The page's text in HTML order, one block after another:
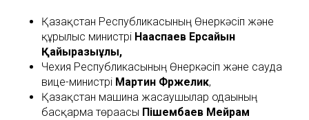
Қазақстан Республикасының Өнеркәсіп және
құрылыс министрі Нағаспаев Ерсайын
Қайырғазыұлы,
Чехия Республикасының Өнеркәсіп және сауда
вице-министрі Мартин Фржелик,
Қазақстан машина жасаушылар одағының
басқарма төрағасы Пішембаев Мейрам